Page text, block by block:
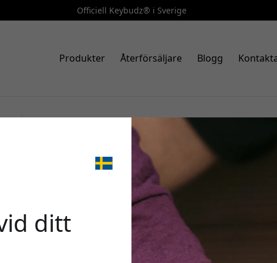
Officiell Keybudz® i Sverige
Produkter Återförsäljare Blogg
Art.nr.: AP3_S4_WHT
KeyBudz EarBuddyz
säker passform, passiv
ditt
🎉 Din
Använd denna kod i